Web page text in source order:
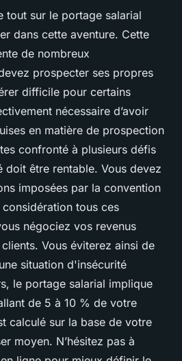
tout sur le portage salarial
dans cette aventure. Cette
de nombreux
prospecter ses propres
difficile pour certains
nécessaire d’avoir
en matière de prospection
confronté à plusieurs défis
doit être rentable. Vous devez
imposées par la convention
tous ces
négociez vos revenus
Vous éviterez ainsi de
situation d'insécurité
le portage salarial implique
de 5 à 10 % de votre
calculé sur la base de votre
moyen. N’hésitez pas à